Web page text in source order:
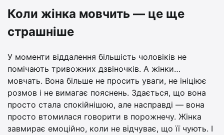
Коли жінка мовчить — це ще
страшніше
У моменти віддалення більшість чоловіків не
помічають тривожних дзвіночків. А жінки…
мовчать. Вона більше не просить уваги, не ініціює
розмов і не вимагає пояснень. Здається, що вона
просто стала спокійнішою, але насправді — вона
просто втомилася говорити в порожнечу. Жінка
завмирає емоційно, коли не відчуває, що її чують. І